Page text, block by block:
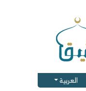
العربية